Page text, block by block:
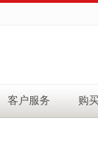
客户服务 购